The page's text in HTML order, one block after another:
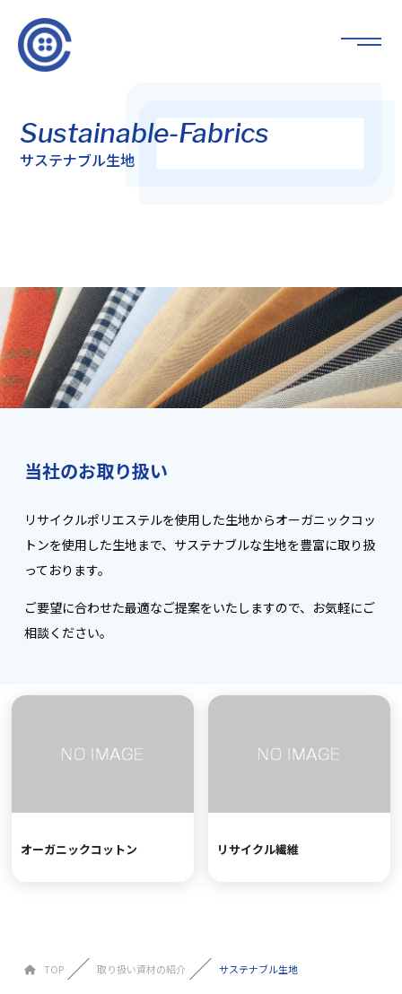
Sustainable-Fabrics
サステナブル生地
当社のお取り扱い
リサイクルポリエステルを使用した生地からオーガニックコッ
トンを使用した生地まで、サステナブルな生地を豊富に取り扱
っております。
ご要望に合わせた最適なご提案をいたしますので、お気軽にご
相談ください。
オーガニックコットン リサイクル繊維
TOP 取り扱い資材の紹介 サステナブル生地